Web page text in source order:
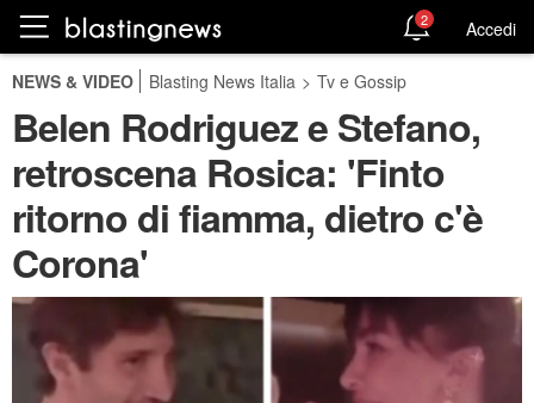
2 Accedi
NEWS & VIDEO Blasting News Italia > Tv e Gossip
Belen Rodriguez e Stefano,
retroscena Rosica: 'Finto
ritorno di fiamma, dietro c'è
Corona'